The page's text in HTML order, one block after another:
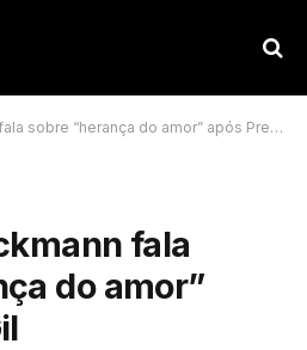
sobre “herança do amor” após Preta Gil
fala
do amor”